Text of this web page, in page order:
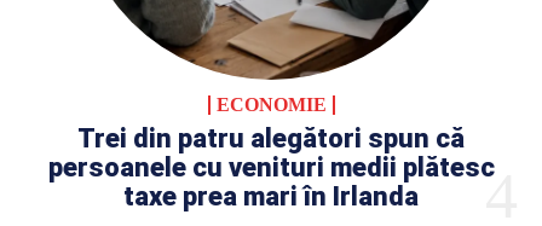
ECONOMIE
Trei din patru alegători spun că
persoanele cu venituri medii plătesc
taxe prea mari în Irlanda